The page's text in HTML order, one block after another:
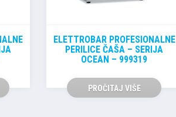
ELETTROBAR PROFESIONALNE
PERILICE ČAŠA – SERIJA
OCEAN – 999319
PROČITAJ VIŠE